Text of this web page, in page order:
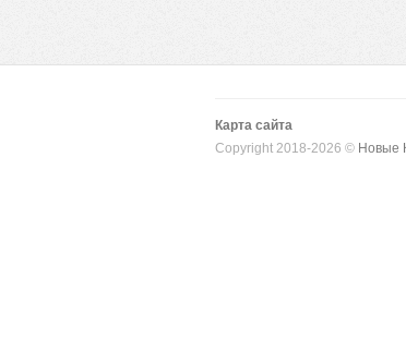
Карта сайта
Copyright 2018-2026 © Новые